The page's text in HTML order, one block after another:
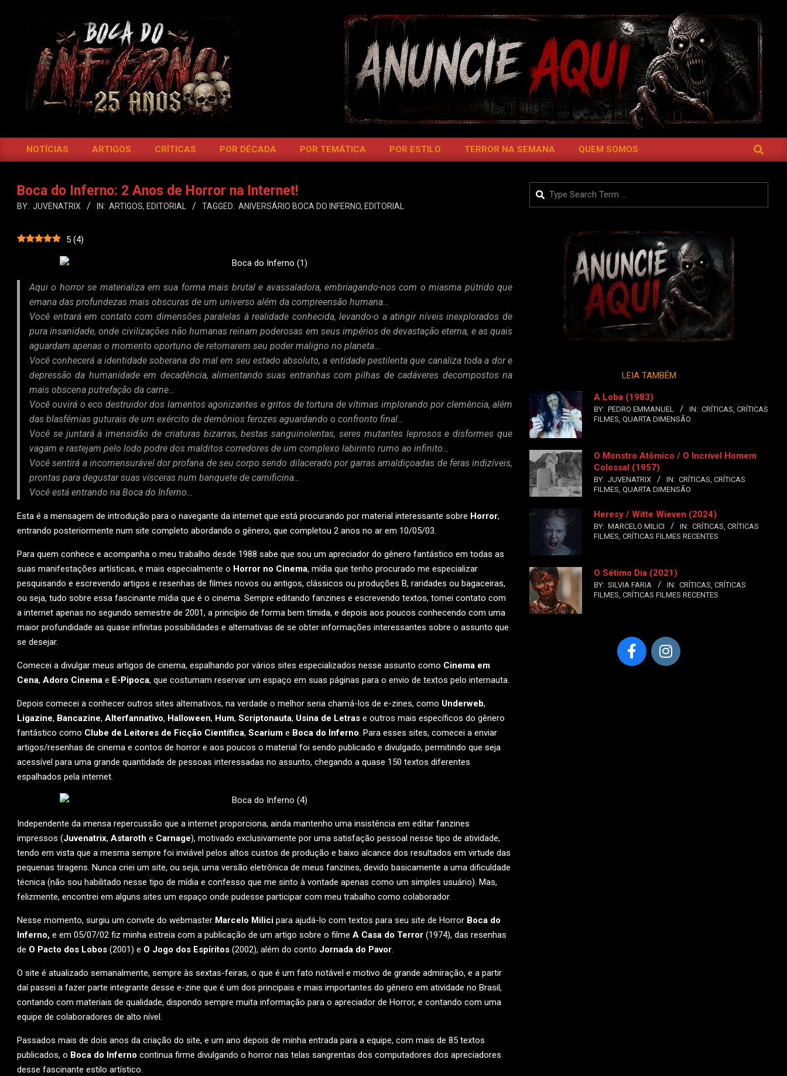
BOCA
DO
Primary
Menu
NOTÍCIAS ARTIGOS CRÍTICAS POR DÉCADA POR TEMÁTICA POR ESTILO TERROR NA SEMANA QUEM SOMOS SEARCH
Boca do Inferno: 2 Anos de Horror na Internet!
BY: JUVENATRIX IN: ARTIGOS, EDITORIAL TAGGED: ANIVERSÁRIO BOCA DO INFERNO, EDITORIAL
5 (4)
Aqui o horror se materializa em sua forma mais brutal e avassaladora, embriagando-nos com o miasma pútrido que
emana das profundezas mais obscuras de um universo além da compreensão humana…
Você entrará em contato com dimensões paralelas à realidade conhecida, levando-o a atingir níveis inexplorados de
pura insanidade, onde civilizações não humanas reinam poderosas em seus impérios de devastação eterna, e as quais
aguardam apenas o momento oportuno de retomarem seu poder maligno no planeta…
Você conhecerá a identidade soberana do mal em seu estado absoluto, a entidade pestilenta que canaliza toda a dor e
depressão da humanidade em decadência, alimentando suas entranhas com pilhas de cadáveres decompostos na
mais obscena putrefação da carne…
Você ouvirá o eco destruidor dos lamentos agonizantes e gritos de tortura de vítimas implorando por clemência, além
das blasfêmias guturais de um exército de demônios ferozes aguardando o confronto final…
Você se juntará à imensidão de criaturas bizarras, bestas sanguinolentas, seres mutantes leprosos e disformes que
vagam e rastejam pelo lodo podre dos malditos corredores de um complexo labirinto rumo ao infinito…
Você sentirá a incomensurável dor profana de seu corpo sendo dilacerado por garras amaldiçoadas de feras indizíveis,
prontas para degustar suas vísceras num banquete de carnificina…
Você está entrando na Boca do Inferno…
Esta é a mensagem de introdução para o navegante da internet que está procurando por material interessante sobre Horror,
entrando posteriormente num site completo abordando o gênero, que completou 2 anos no ar em 10/05/03.
Para quem conhece e acompanha o meu trabalho desde 1988 sabe que sou um apreciador do gênero fantástico em todas as
suas manifestações artísticas, e mais especialmente o Horror no Cinema, mídia que tenho procurado me especializar
pesquisando e escrevendo artigos e resenhas de filmes novos ou antigos, clássicos ou produções B, raridades ou bagaceiras,
ou seja, tudo sobre essa fascinante mídia que é o cinema. Sempre editando fanzines e escrevendo textos, tomei contato com
a internet apenas no segundo semestre de 2001, a princípio de forma bem tímida, e depois aos poucos conhecendo com uma
maior profundidade as quase infinitas possibilidades e alternativas de se obter informações interessantes sobre o assunto que
se desejar.
Comecei a divulgar meus artigos de cinema, espalhando por vários sites especializados nesse assunto como Cinema em
Cena, Adoro Cinema e E-Pipoca, que costumam reservar um espaço em suas páginas para o envio de textos pelo internauta.
Depois comecei a conhecer outros sites alternativos, na verdade o melhor seria chamá-los de e-zines, como Underweb,
Ligazine, Bancazine, Alterfannativo, Halloween, Hum, Scriptonauta, Usina de Letras e outros mais específicos do gênero
fantástico como Clube de Leitores de Ficção Científica, Scarium e Boca do Inferno. Para esses sites, comecei a enviar
artigos/resenhas de cinema e contos de horror e aos poucos o material foi sendo publicado e divulgado, permitindo que seja
acessível para uma grande quantidade de pessoas interessadas no assunto, chegando a quase 150 textos diferentes
espalhados pela internet.
Independente da imensa repercussão que a internet proporciona, ainda mantenho uma insistência em editar fanzines
impressos (Juvenatrix, Astaroth e Carnage), motivado exclusivamente por uma satisfação pessoal nesse tipo de atividade,
tendo em vista que a mesma sempre foi inviável pelos altos custos de produção e baixo alcance dos resultados em virtude das
pequenas tiragens. Nunca criei um site, ou seja, uma versão eletrônica de meus fanzines, devido basicamente a uma dificuldade
técnica (não sou habilitado nesse tipo de mídia e confesso que me sinto à vontade apenas como um simples usuário). Mas,
felizmente, encontrei em alguns sites um espaço onde pudesse participar com meu trabalho como colaborador.
Nesse momento, surgiu um convite do webmaster Marcelo Milici para ajudá-lo com textos para seu site de Horror Boca do
Inferno, e em 05/07/02 fiz minha estreia com a publicação de um artigo sobre o filme A Casa do Terror (1974), das resenhas
de O Pacto dos Lobos (2001) e O Jogo dos Espíritos (2002), além do conto Jornada do Pavor.
O site é atualizado semanalmente, sempre às sextas-feiras, o que é um fato notável e motivo de grande admiração, e a partir
daí passei a fazer parte integrante desse e-zine que é um dos principais e mais importantes do gênero em atividade no Brasil,
contando com materiais de qualidade, dispondo sempre muita informação para o apreciador de Horror, e contando com uma
equipe de colaboradores de alto nível.
Passados mais de dois anos da criação do site, e um ano depois de minha entrada para a equipe, com mais de 85 textos
publicados, o Boca do Inferno continua firme divulgando o horror nas telas sangrentas dos computadores dos apreciadores
desse fascinante estilo artístico.
Search
LEIA TAMBÉM
A Loba (1983)
BY: PEDRO EMMANUEL IN: CRÍTICAS, CRÍTICAS
FILMES, QUARTA DIMENSÃO
O Monstro Atômico / O Incrível Homem
Colossal (1957)
BY: JUVENATRIX IN: CRÍTICAS, CRÍTICAS
FILMES, QUARTA DIMENSÃO
Heresy / Witte Wieven (2024)
BY: MARCELO MILICI IN: CRÍTICAS, CRÍTICAS
FILMES, CRÍTICAS FILMES RECENTES
O Sétimo Dia (2021)
BY: SILVIA FARIA IN: CRÍTICAS, CRÍTICAS
FILMES, CRÍTICAS FILMES RECENTES